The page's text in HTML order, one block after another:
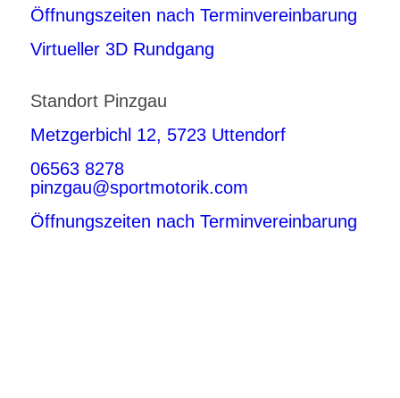
Öffnungszeiten nach Terminvereinbarung
Virtueller 3D Rundgang
Standort Pinzgau
Metzgerbichl 12, 5723 Uttendorf
06563 8278
pinzgau@sportmotorik.com
Öffnungszeiten nach Terminvereinbarung